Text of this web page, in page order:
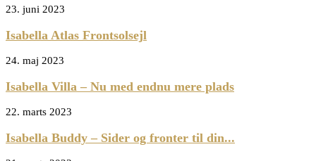
23. juni 2023
Isabella Atlas Frontsolsejl
24. maj 2023
Isabella Villa – Nu med endnu mere plads
22. marts 2023
Isabella Buddy – Sider og fronter til din...